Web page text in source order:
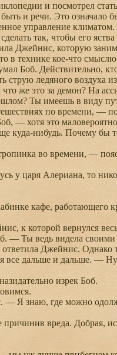
и посмотрел
и речи. Это означало
управление
так, чтобы его
Джейнис, которую
в технике кое-что
Боб. Действительно,
струю ледяного
же это за демон? На
Ты имеешь в виду
по времени, —
— хотя это
нибудь. Почему бы
во времени, —
царя Алериана, то
кафе, работающего
к которой вернулся
— Ты ведь видела своими
Джейнис. Однако
все дальше и дальше.
изрек Боб.
Я знаю, где можно
вреда. Добрая,